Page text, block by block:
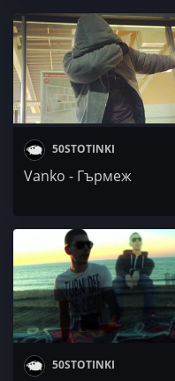
50STOTINKI
Vanko - Гърмеж
50STOTINKI